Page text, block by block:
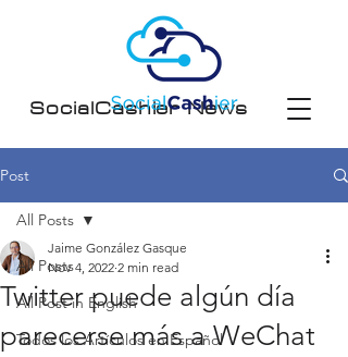
SocialCashier News
Post
All Posts
All Post in English
Todos los Artículos en Español
All Posts
Twitter puede algún día
parecerse más a WeChat
Jaime González Gasque
Nov 4, 2022 2 min read